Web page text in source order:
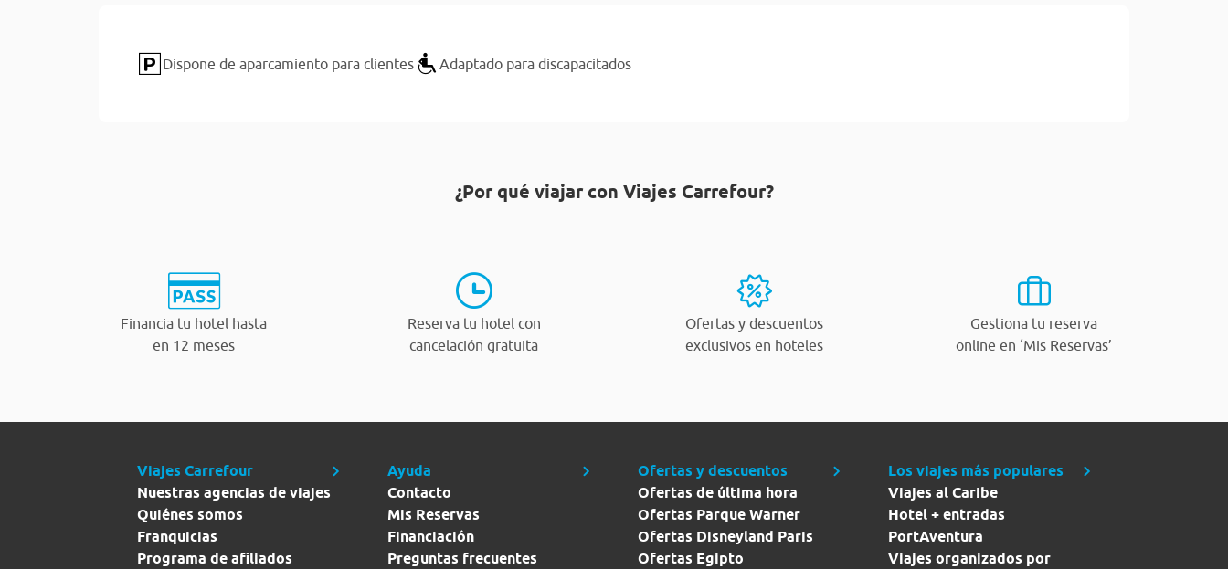
Dispone de aparcamiento para clientes Adaptado para discapacitados
¿Por qué viajar con Viajes Carrefour?
Financia tu hotel hasta
en 12 meses
Reserva tu hotel con
cancelación gratuita
Ofertas y descuentos
exclusivos en hoteles
Gestiona tu reserva
online en ‘Mis Reservas’
Viajes Carrefour
Nuestras agencias de viajes
Quiénes somos
Franquicias
Programa de afiliados
Ayuda
Contacto
Mis Reservas
Financiación
Preguntas frecuentes
Ofertas y descuentos
Ofertas de última hora
Ofertas Parque Warner
Ofertas Disneyland Paris
Ofertas Egipto
Los viajes más populares
Viajes al Caribe
Hotel + entradas
PortAventura
Viajes organizados por